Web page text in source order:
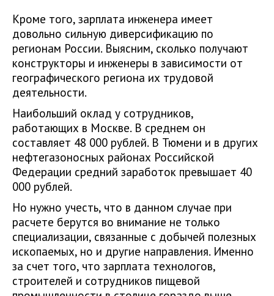
Кроме того, зарплата инженера имеет
довольно сильную диверсификацию по
регионам России. Выясним, сколько получают
конструкторы и инженеры в зависимости от
географического региона их трудовой
деятельности.
Наибольший оклад у сотрудников,
работающих в Москве. В среднем он
составляет 48 000 рублей. В Тюмени и в других
нефтегазоносных районах Российской
Федерации средний заработок превышает 40
000 рублей.
Но нужно учесть, что в данном случае при
расчете берутся во внимание не только
специализации, связанные с добычей полезных
ископаемых, но и другие направления. Именно
за счет того, что зарплата технологов,
строителей и сотрудников пищевой